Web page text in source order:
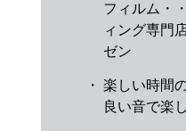
フィルム・
ィング専門
ゼン
・ 楽しい時間
良い音で楽